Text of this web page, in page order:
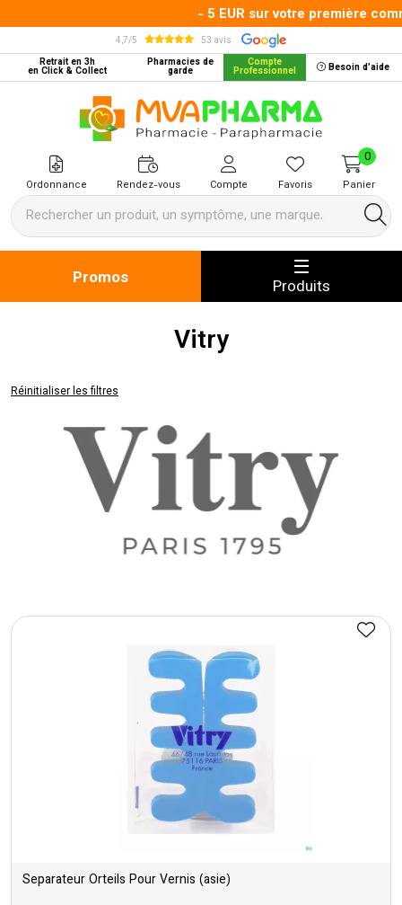
- 5 EUR sur votre première
4,7/5
53 avis
Retrait en 3h
en Click & Collect
Pharmacies de
garde
Compte
Professionnel Besoin d’aide
MVA Pharma Votre pharmacie
Ordonnance Rendez-vous Compte Favoris Panier
0
Promos Produits
Vitry
Réinitialiser les filtres
Separateur Orteils Pour Vernis (asie)